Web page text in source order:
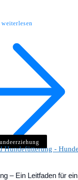
weiterlesen
– Ein Leitfaden für ein